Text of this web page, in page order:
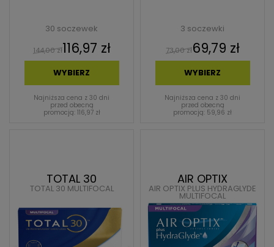
30 soczewek
144,00 zł116,97 zł
WYBIERZ
Najniższa cena z 30 dni
przed obecną
promocją: 116,97 zł
3 soczewki
73,00 zł69,79 zł
WYBIERZ
Najniższa cena z 30 dni
przed obecną
promocją: 59,96 zł
TOTAL 30
TOTAL 30 MULTIFOCAL
AIR OPTIX
AIR OPTIX PLUS HYDRAGLYDE
MULTIFOCAL